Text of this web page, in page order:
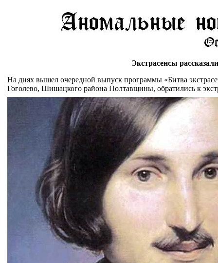
Экстрасенсы
На днях вышел очередной выпуск программы «Битва
Гоголево, Шишацкого района Полтавщины, обратились к